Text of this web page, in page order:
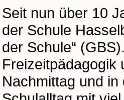
Seit nun über 10
der Schule
der Schule“
Freizeitpädagogik
Nachmittag und in